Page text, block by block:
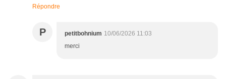
Répondre
P petitbohnium 10/06/2026 11:03
merci